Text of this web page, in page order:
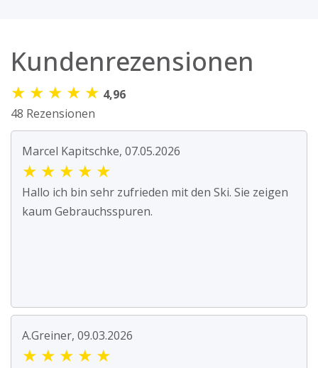
Kundenrezensionen
★ ★ ★ ★ ★ 4,96
48 Rezensionen
Marcel Kapitschke, 07.05.2026
★ ★ ★ ★ ★
Hallo ich bin sehr zufrieden mit den Ski. Sie zeigen
kaum Gebrauchsspuren.
A.Greiner, 09.03.2026
★ ★ ★ ★ ★